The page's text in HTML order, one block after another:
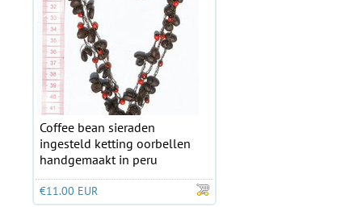
Coffee bean sieraden
ingesteld ketting oorbellen
handgemaakt in peru
€11.00 EUR